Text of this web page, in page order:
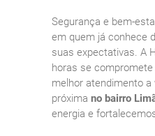
Segurança e bem-
em quem já conhece
suas expectativas. A
horas se
melhor atendimento a
próxima no bairro
energia e